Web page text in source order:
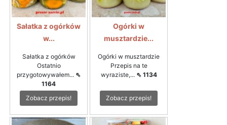
Sałatka z ogórków
w...
Sałatka z ogórków
Ostatnio
przygotowywałem... ⇖
1164
Zobacz przepis!
Ogórki w
musztardzie...
Ogórki w musztardzie
Przepis na te
wyraziste,... ⇖ 1134
Zobacz przepis!